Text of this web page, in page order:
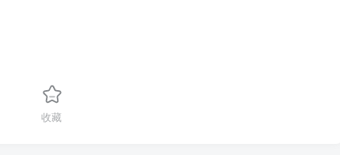
收藏